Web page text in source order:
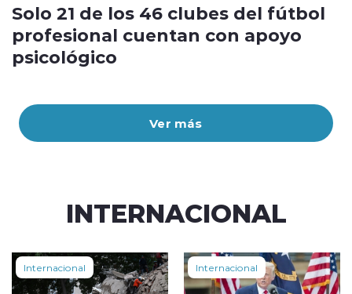
Ver más
Solo 21 de los 46 clubes del fútbol
profesional cuentan con apoyo
psicológico
INTERNACIONAL
Internacional Internacional